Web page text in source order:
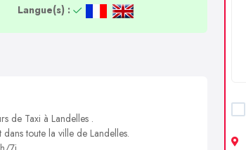
Langue(s) :
de Taxi à Landelles .
toute la ville de Landelles.